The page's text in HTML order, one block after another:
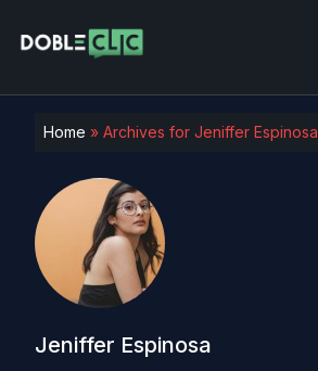
Home » Archives for Jeniffer Espinosa
Jeniffer Espinosa